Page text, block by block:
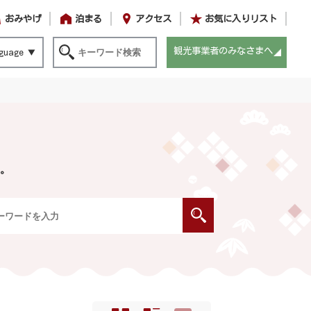
おみやげ 泊まる アクセス お気に入りリスト
観光事業者のみなさまへ